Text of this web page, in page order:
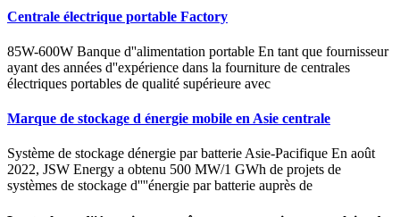
Centrale électrique portable Factory
85W-600W Banque d''alimentation portable En tant que fournisseur
ayant des années d''expérience dans la fourniture de centrales
électriques portables de qualité supérieure avec
Marque de stockage d énergie mobile en Asie centrale
Système de stockage dénergie par batterie Asie-Pacifique En août
2022, JSW Energy a obtenu 500 MW/1 GWh de projets de
systèmes de stockage d''''énergie par batterie auprès de